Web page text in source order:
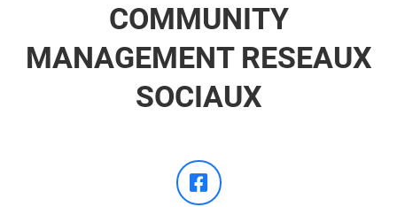
COMMUNITY
MANAGEMENT RESEAUX
SOCIAUX